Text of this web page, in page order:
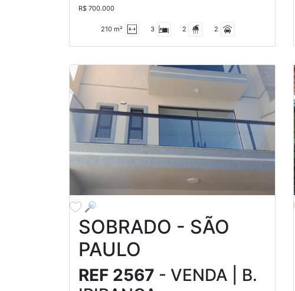
R$ 700.000
210 m² 3 2 2
SOBRADO - SÃO
PAULO
REF 2567 - VENDA | B.